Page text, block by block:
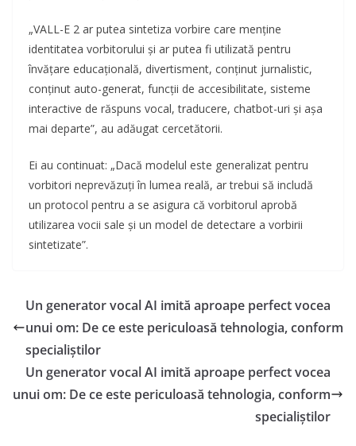
„VALL-E 2 ar putea sintetiza vorbire care menține
identitatea vorbitorului și ar putea fi utilizată pentru
învățare educațională, divertisment, conținut jurnalistic,
conținut auto-generat, funcții de accesibilitate, sisteme
interactive de răspuns vocal, traducere, chatbot-uri și așa
mai departe”, au adăugat cercetătorii.
Ei au continuat: „Dacă modelul este generalizat pentru
vorbitori neprevăzuți în lumea reală, ar trebui să includă
un protocol pentru a se asigura că vorbitorul aprobă
utilizarea vocii sale și un model de detectare a vorbirii
sintetizate”.
Un generator vocal AI imită aproape perfect vocea
unui om: De ce este periculoasă tehnologia, conform
specialiștilor
Un generator vocal AI imită aproape perfect vocea
unui om: De ce este periculoasă tehnologia, conform
specialiștilor